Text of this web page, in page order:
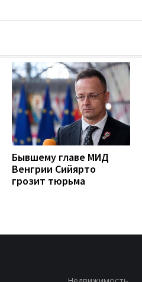
Бывшему главе МИД
Венгрии Сийярто
грозит тюрьма